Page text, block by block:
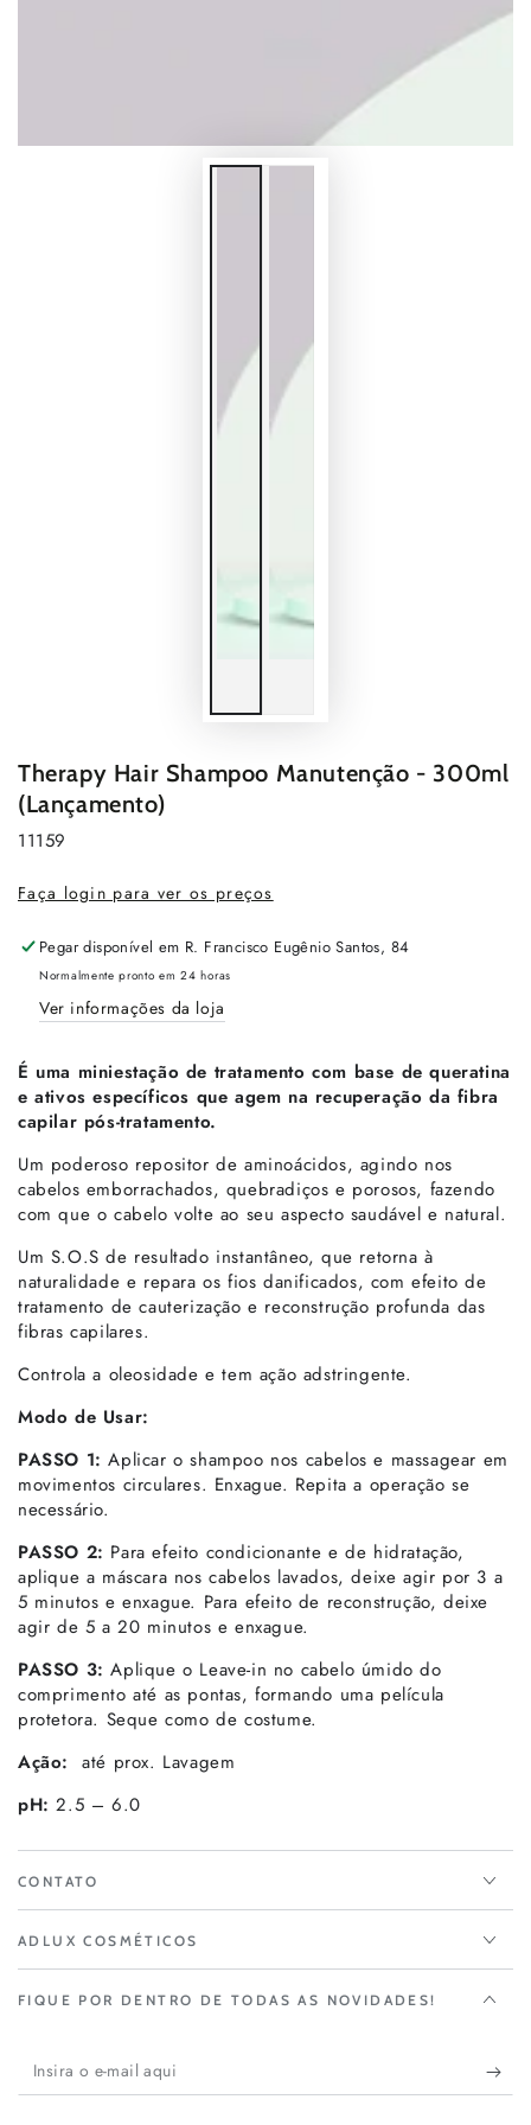
Therapy Hair Shampoo Manutenção - 300ml
(Lançamento)
11159
Faça login para ver os preços
Pegar disponível em R. Francisco Eugênio Santos, 84
Normalmente pronto em 24 horas
Ver informações da loja
É uma miniestação de tratamento com base de queratina
e ativos específicos que agem na recuperação da fibra
capilar pós-tratamento.
Um poderoso repositor de aminoácidos, agindo nos
cabelos emborrachados, quebradiços e porosos, fazendo
com que o cabelo volte ao seu aspecto saudável e natural.
Um S.O.S de resultado instantâneo, que retorna à
naturalidade e repara os fios danificados, com efeito de
tratamento de cauterização e reconstrução profunda das
fibras capilares.
Controla a oleosidade e tem ação adstringente.
Modo de Usar:
PASSO 1: Aplicar o shampoo nos cabelos e massagear em
movimentos circulares. Enxague. Repita a operação se
necessário.
PASSO 2: Para efeito condicionante e de hidratação,
aplique a máscara nos cabelos lavados, deixe agir por 3 a
5 minutos e enxague. Para efeito de reconstrução, deixe
agir de 5 a 20 minutos e enxague.
PASSO 3: Aplique o Leave-in no cabelo úmido do
comprimento até as pontas, formando uma película
protetora. Seque como de costume.
Ação: até prox. Lavagem
pH: 2.5 – 6.0
CONTATO
ADLUX COSMÉTICOS
FIQUE POR DENTRO DE TODAS AS NOVIDADES!
Insira
o